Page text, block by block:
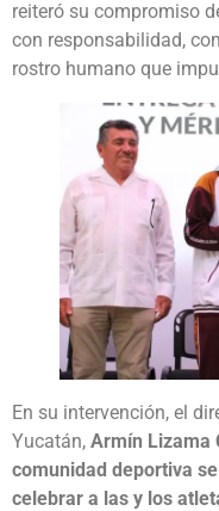
reiteró su compromiso
con responsabilidad,
rostro humano que
En su intervención, el
Yucatán, Armín Lizama
comunidad deportiva
celebrar a las y los